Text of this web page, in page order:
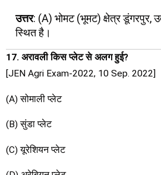
उत्तर: (A) भोमट (भूमट) क्षेत्र डूंगरपुर,
स्थित है।
17. अरावली किस प्लेट से अलग हुई?
[JEN Agri Exam-2022, 10 Sep. 2022]
(A) सोमाली प्लेट
(B) सुंडा प्लेट
(C) यूरेशियन प्लेट